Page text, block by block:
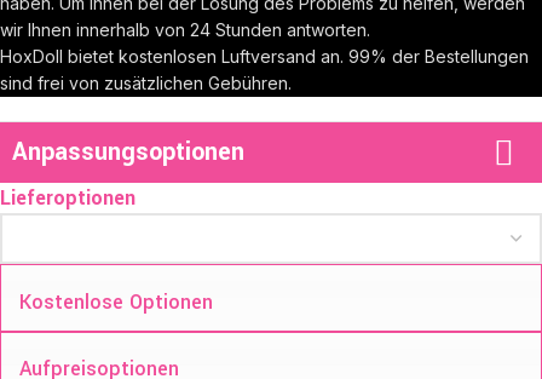
wir Ihnen innerhalb von 24 Stunden antworten.
HoxDoll bietet kostenlosen Luftversand an. 99% der Bestellungen
sind frei von zusätzlichen Gebühren.
Anpassungsoptionen
Lieferoptionen
Kostenlose Optionen
Aufpreisoptionen